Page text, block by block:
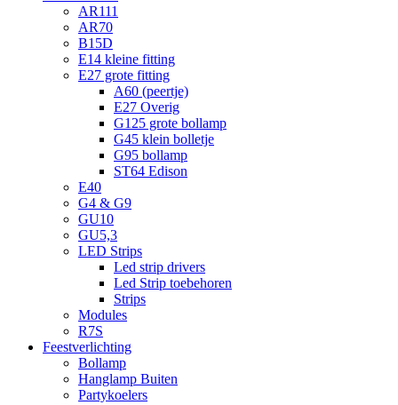
AR111
AR70
B15D
E14 kleine fitting
E27 grote fitting
A60 (peertje)
E27 Overig
G125 grote bollamp
G45 klein bolletje
G95 bollamp
ST64 Edison
E40
G4 & G9
GU10
GU5,3
LED Strips
Led strip drivers
Led Strip toebehoren
Strips
Modules
R7S
Feestverlichting
Bollamp
Hanglamp Buiten
Partykoelers